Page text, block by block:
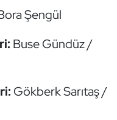
Şengül
Buse Gündüz /
Gökberk Sarıtaş /